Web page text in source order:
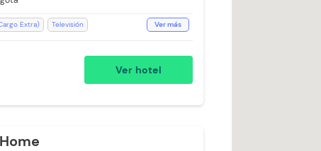
Extra)
Televisión
Aceptan Niños
Ver más
Ver hotel